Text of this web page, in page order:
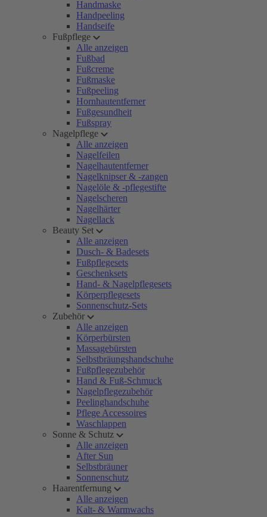
Handmaske
Handpeeling
Handseife
Fußpflege
Alle anzeigen
Fußbad
Fußcreme
Fußmaske
Fußpeeling
Hornhautentferner
Fußgesundheit
Fußspray
Nagelpflege
Alle anzeigen
Nagelfeilen
Nagelhautentferner
Nagelknipser & -zangen
Nagelöle & -pflegestifte
Nagelscheren
Nagelhärter
Nagellack
Beauty Set
Alle anzeigen
Dusch- & Badesets
Fußpflegesets
Geschenksets
Hand- & Nagelpflegesets
Körperpflegesets
Sonnenschutz-Sets
Zubehör
Alle anzeigen
Körperbürsten
Massagebürsten
Selbstbräungshandschuhe
Fußpflegezubehör
Hand & Fuß-Schmuck
Nagelpflegezubehör
Peelinghandschuhe
Pflege Accessoires
Waschlappen
Sonne & Schutz
Alle anzeigen
After Sun
Selbstbräuner
Sonnenschutz
Haarentfernung
Alle anzeigen
Kalt- & Warmwachs